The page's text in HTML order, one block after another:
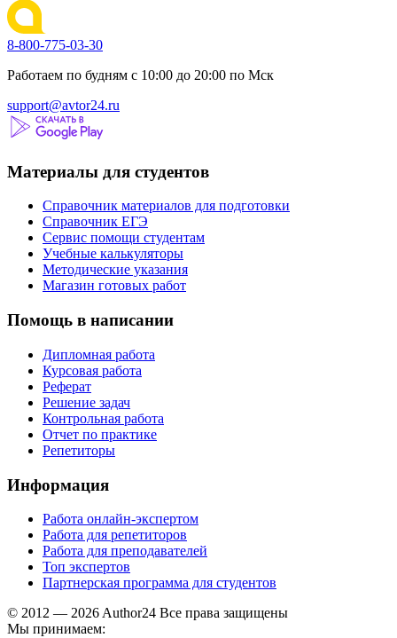
8-800-775-03-30
Работаем по будням с 10:00 до 20:00 по Мск
support@avtor24.ru
Материалы для студентов
Справочник материалов для подготовки
Справочник ЕГЭ
Сервис помощи студентам
Учебные калькуляторы
Методические указания
Магазин готовых работ
Помощь в написании
Дипломная работа
Курсовая работа
Реферат
Решение задач
Контрольная работа
Отчет по практике
Репетиторы
Информация
Работа онлайн-экспертом
Работа для репетиторов
Работа для преподавателей
Топ экспертов
Партнерская программа для студентов
© 2012 — 2026 Author24 Все права защищены
Мы принимаем: